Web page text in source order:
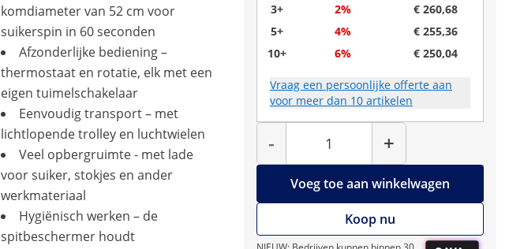
3+
2%
€ 260,68
5+
4%
€ 255,36
10+
6% € 250,04
Vraag een persoonlijke offerte aan
voor meer dan 10 artikelen
-
Hoeveelheid
+
Voeg toe aan winkelwagen
Koop nu
komdiameter van 52 cm voor
suikerspin in 60 seconden
Afzonderlijke bediening –
thermostaat en rotatie, elk met een
eigen tuimelschakelaar
Eenvoudig transport – met
lichtlopende trolley en luchtwielen
Veel opbergruimte - met lade
voor suiker, stokjes en ander
werkmateriaal
Hygiënisch werken – de
spitbeschermer houdt